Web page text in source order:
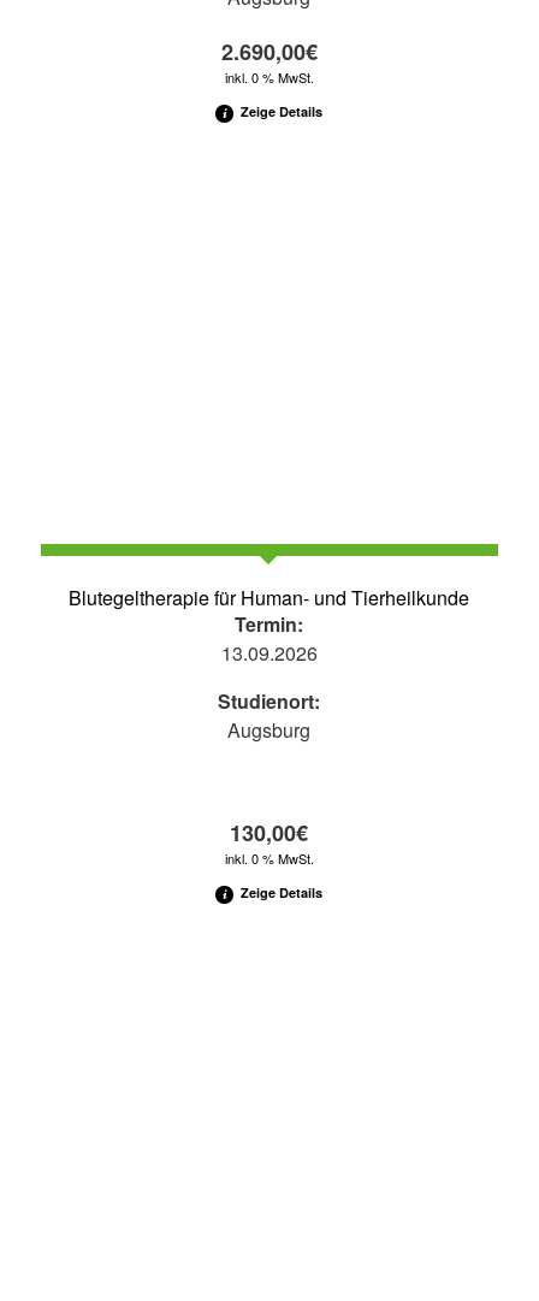
2.690,00€
inkl. 0 % MwSt.
Zeige Details
Blutegeltherapie für Human- und Tierheilkunde
Termin:
13.09.2026
Studienort:
Augsburg
130,00€
inkl. 0 % MwSt.
Zeige Details